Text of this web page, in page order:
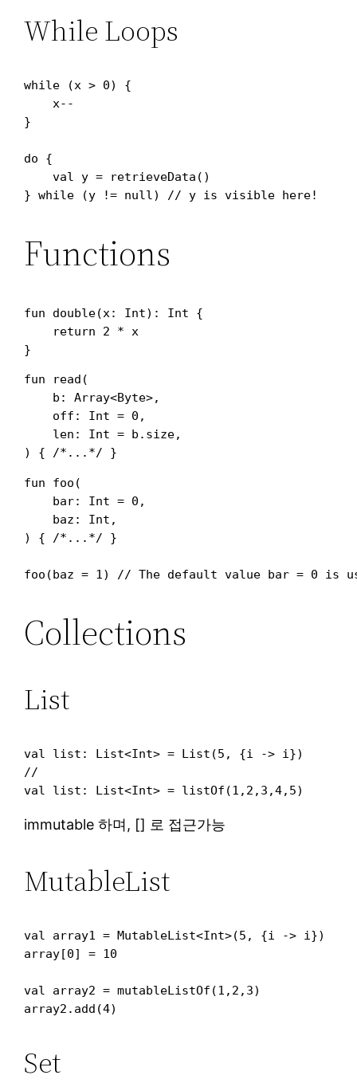
While Loops
while (x > 0) {
    x--
}
do {
    val y = retrieveData()
Functions
fun double(x: Int): Int {
    return 2 * x
fun read(
    b: Array<Byte>,
    off: Int = 0,
    len: Int = b.size,
fun foo(
    bar: Int = 0,
    baz: Int,
) { /*...*/ }
Collections
List
val list: List<Int> = List(5, {i -> i})
//
immutable 하며, [] 로 접근가능
MutableList
val array1 = MutableList<Int>(5, {i -> i})
array[0] = 10
val array2 = mutableListOf(1,2,3)
Set